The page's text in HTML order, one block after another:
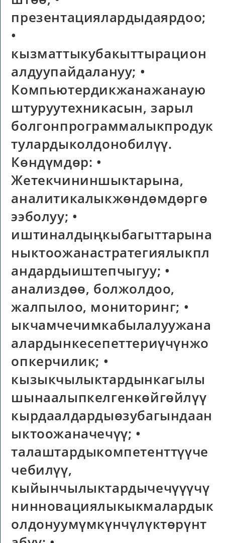
презентациялардыдаярдоо;
•
кызматтыкубакыттырацион
алдуупайдалануу; •
Компьютердикжанажанаую
штуруутехникасын, зарыл
болгонпрограммалыкпродук
тулардыколдонобилүү.
Көндүмдөр: •
Жетекчининшыктарына,
аналитикалыкжөндөмдөргө
ээболуу; •
иштиналдыңкыбагыттарына
ныктоожанастратегиялыкпл
андардыиштепчыгуу; •
анализдөө, болжолдоо,
жалпылоо, мониторинг; •
ыкчамчечимкабылалуужана
алардынкесепеттериүчүнжо
опкерчилик; •
кызыкчылыктардынкагылы
шынаалыпкелгенкөйгөйлүү
кырдаалдардыөзубагындаан
ыктоожаначечүү; •
талаштардыкомпетенттүүче
чебилүү,
кыйынчылыктардычечүүүчү
нинновациялыкыкмалардык
олдонуумүмкүнчүлүктөрүнт